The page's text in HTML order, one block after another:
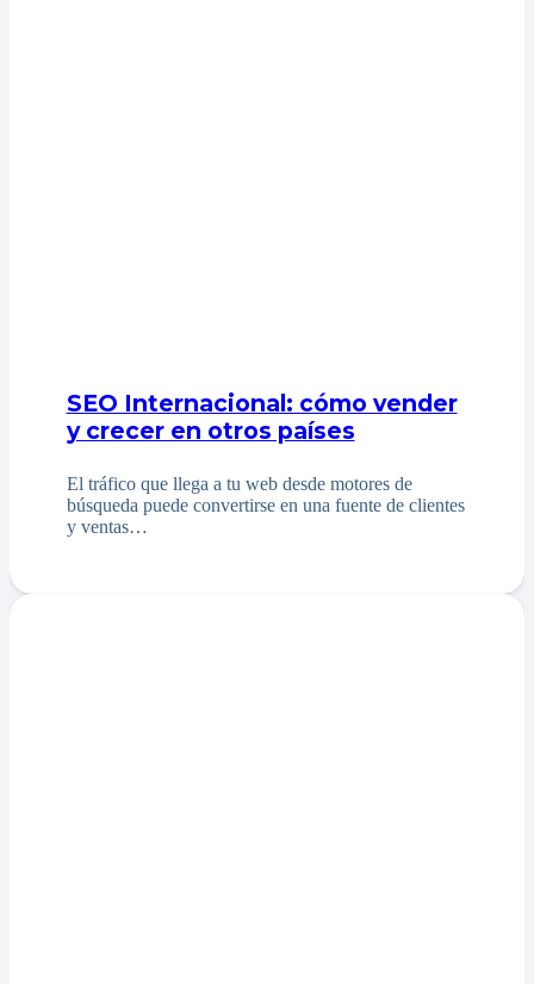
SEO Internacional: cómo vender
y crecer en otros países
El tráfico que llega a tu web desde motores de
búsqueda puede convertirse en una fuente de clientes
y ventas…